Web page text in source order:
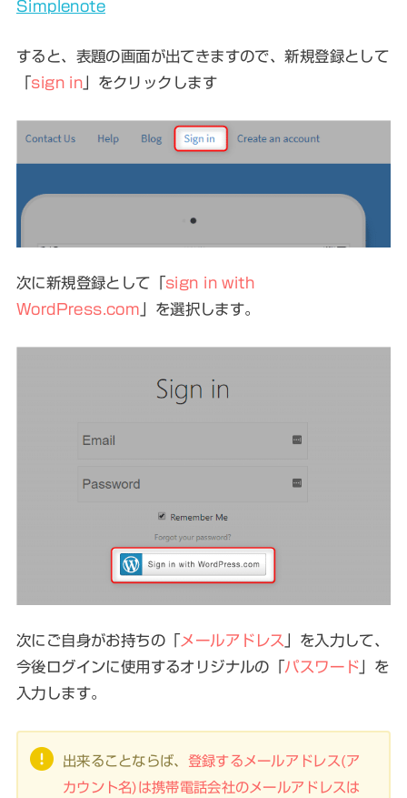
Simplenote
すると、表題の画面が出てきますので、新規登録として
「sign in 」をクリックします
次に新規登録として「sign in with
WordPress.com 」を選択します。
次にご自身がお持ちの「 メールアドレス 」を入力して、
今後ログインに使用するオリジナルの「 パスワード 」を
入力します。
出来ることならば、 登録するメールアドレス(ア
カウント名)は携帯電話会社のメールアドレスは